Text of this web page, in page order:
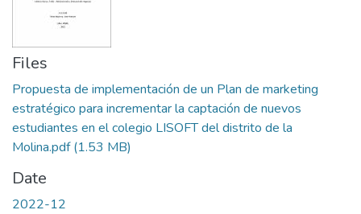
Files
Propuesta de implementación de un Plan de marketing
estratégico para incrementar la captación de nuevos
estudiantes en el colegio LISOFT del distrito de la
Molina.pdf(1.53 MB)
Date
2022-12